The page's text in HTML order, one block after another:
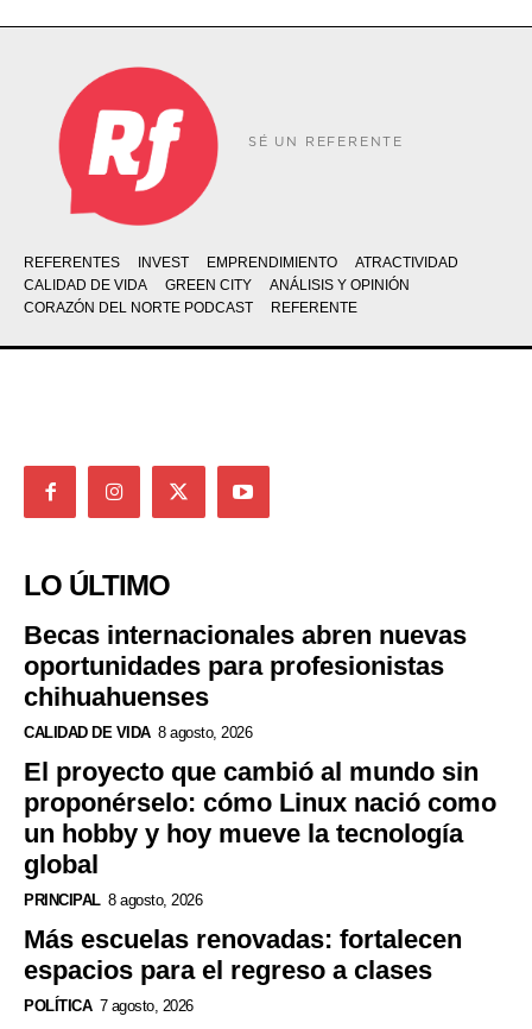
SÉ UN REFERENTE
REFERENTES INVEST EMPRENDIMIENTO
ATRACTIVIDAD
CALIDAD DE VIDA
GREEN CITY
ANÁLISIS Y OPINIÓN
CORAZÓN DEL NORTE PODCAST
REFERENTE
LO ÚLTIMO
Becas internacionales abren nuevas
oportunidades para profesionistas
chihuahuenses
CALIDAD DE VIDA 8 agosto, 2026
El proyecto que cambió al mundo sin
proponérselo: cómo Linux nació como
un hobby y hoy mueve la tecnología
global
PRINCIPAL 8 agosto, 2026
Más escuelas renovadas: fortalecen
espacios para el regreso a clases
POLÍTICA 7 agosto, 2026